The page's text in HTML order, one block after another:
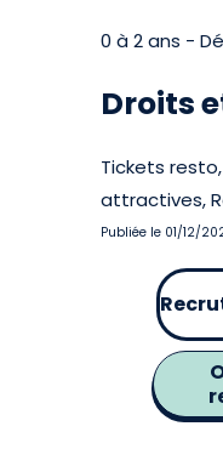
0 à 2 ans -
Droits
Tickets
attractives,
Publiée le 01/12/